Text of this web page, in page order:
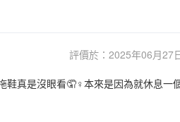
評價於：2025年06月27
鞋真是沒眼看🤦♀️本來是因為就休息一